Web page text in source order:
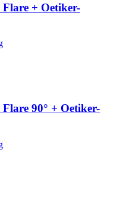
+ Oetiker-
90° + Oetiker-